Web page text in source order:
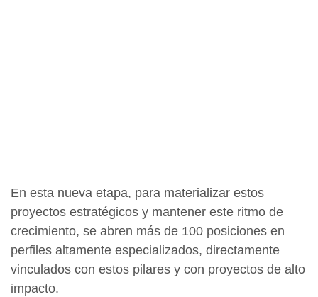
En esta nueva etapa, para materializar estos
proyectos estratégicos y mantener este ritmo de
crecimiento, se abren más de 100 posiciones en
perfiles altamente especializados, directamente
vinculados con estos pilares y con proyectos de alto
impacto.